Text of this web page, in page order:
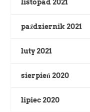
listopad 2021
październik 2021
luty 2021
sierpień 2020
lipiec 2020